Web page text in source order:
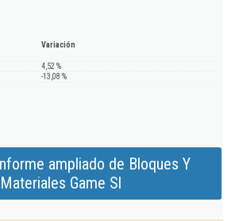
Variación
4,52 %
-13,08 %
ampliado de Bloques Y
Materiales Game Sl